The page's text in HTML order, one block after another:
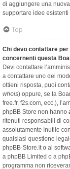
di aggiungere una
supportare idee
Top
Chi devo contattare per
concernenti questa
Devi contattare
a contattare uno dei
ottieni risposta, puoi
whois) oppure, se la
free.fr, f2s.com, ecc.),
phpBB Store non hanno
ritenuti responsabili di
assolutamente inutile
qualsiasi questione
phpBB-Store.it o al
a phpBB Limited o a
programma non